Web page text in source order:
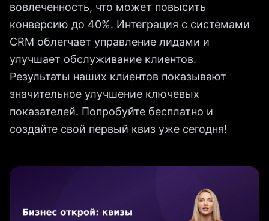
вовлеченность, что может повысить
конверсию до 40%. Интеграция с системами
CRM облегчает управление лидами и
улучшает обслуживание клиентов.
Результаты наших клиентов показывают
значительное улучшение ключевых
показателей. Попробуйте бесплатно и
создайте свой первый квиз уже сегодня!